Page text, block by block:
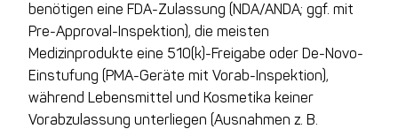
benötigen eine FDA-Zulassung (NDA/ANDA; ggf. mit
Pre-Approval-Inspektion), die meisten
Medizinprodukte eine 510(k)-Freigabe oder De-Novo-
Einstufung (PMA-Geräte mit Vorab-Inspektion),
während Lebensmittel und Kosmetika keiner
Vorabzulassung unterliegen (Ausnahmen z. B.